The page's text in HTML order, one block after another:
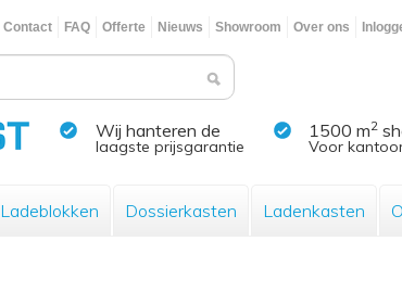
Contact FAQ Offerte Nieuws Showroom Over ons
Wij hanteren de
laagste prijsgarantie
1500 m2
Voor
Ladeblokken Dossierkasten Ladenkasten